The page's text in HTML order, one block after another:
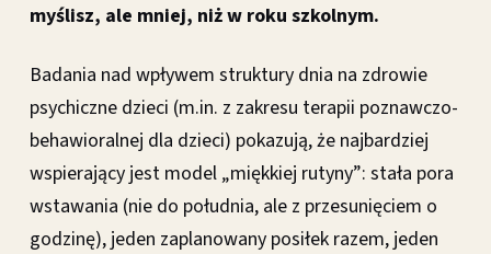
myślisz, ale mniej, niż w roku szkolnym.
Badania nad wpływem struktury dnia na zdrowie
psychiczne dzieci (m.in. z zakresu terapii poznawczo-
behawioralnej dla dzieci) pokazują, że najbardziej
wspierający jest model „miękkiej rutyny”: stała pora
wstawania (nie do południa, ale z przesunięciem o
godzinę), jeden zaplanowany posiłek razem, jeden